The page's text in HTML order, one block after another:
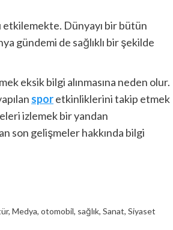
etkilemekte. Dünyayı bir bütün
gündemi de sağlıklı bir şekilde
eksik bilgi alınmasına neden olur.
sporetkinliklerini takip etmek
izlemek bir yandan
son gelişmeler hakkında bilgi
, Medya, otomobil, sağlık, Sanat, Siyaset